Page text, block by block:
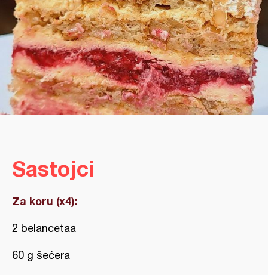
Sastojci
Za koru (x4):
2 belancetaa
60 g šećera